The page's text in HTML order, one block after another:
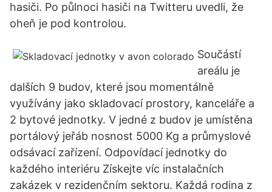
hasiči. Po půlnoci hasiči na Twitteru uvedli, že
oheň je pod kontrolou.
Součástí
areálu je
dalších 9 budov, které jsou momentálně
využívány jako skladovací prostory, kanceláře a
2 bytové jednotky. V jedné z budov je umístěna
portálový jeřáb nosnost 5000 Kg a průmyslové
odsávací zařízení. Odpovídací jednotky do
každého interiéru Získejte víc instalačních
zakázek v rezidenčním sektoru. Každá rodina z